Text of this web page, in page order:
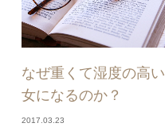
なぜ重くて湿度の高い
女になるのか？
2017.03.23